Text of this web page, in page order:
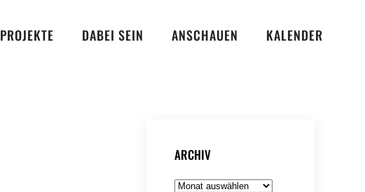
PROJEKTE DABEI SEIN ANSCHAUEN KALENDER
ARCHIV
Archiv